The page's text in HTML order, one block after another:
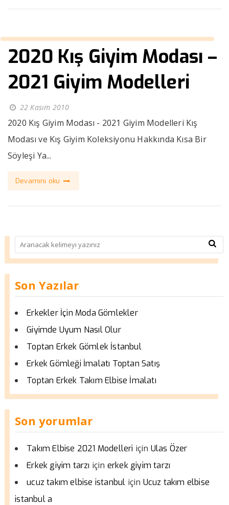
2020 Kış Giyim Modası –
2021 Giyim Modelleri
22 Kasım 2010
2020 Kış Giyim Modası - 2021 Giyim Modelleri Kış
Modası ve Kış Giyim Koleksiyonu Hakkında Kısa Bir
Söyleşi Ya...
Devamını oku
Son Yazılar
Erkekler İçin Moda Gömlekler
Giyimde Uyum Nasıl Olur
Toptan Erkek Gömlek İstanbul
Erkek Gömleği İmalatı Toptan Satış
Toptan Erkek Takım Elbise İmalatı
Son yorumlar
Takım Elbise 2021 Modelleri için Ulas Özer
Erkek giyim tarzı için erkek giyim tarzı
ucuz takım elbise istanbul için Ucuz takım elbise
istanbul a